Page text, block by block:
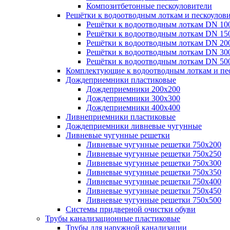
Композитбетонные пескоуловители
Решётки к водоотводным лоткам и
Решётки к водоотводным лоткам DN
Решётки к водоотводным лоткам DN
Решётки к водоотводным лоткам DN
Решётки к водоотводным лоткам DN
Решётки к водоотводным лоткам DN
Комплектующие к водоотводным лоткам и
Дождеприемники пластиковые
Дождеприемники 200х200
Дождеприемники 300х300
Дождеприемники 400х400
Ливнеприемники пластиковые
Дождеприемники ливневые чугунные
Ливневые чугунные решетки
Ливневые чугунные решетки 750х200
Ливневые чугунные решетки 750х250
Ливневые чугунные решетки 750х300
Ливневые чугунные решетки 750х350
Ливневые чугунные решетки 750х400
Ливневые чугунные решетки 750х450
Ливневые чугунные решетки 750х500
Системы придверной очистки обуви
Трубы канализационные пластиковые
Трубы для наружной канализации